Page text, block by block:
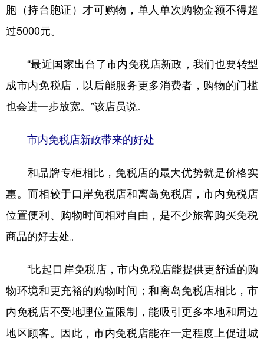
胞（持台胞证）才可购物，单人单次购物金额不得超
过5000元。
“最近国家出台了市内免税店新政，我们也要转型
成市内免税店，以后能服务更多消费者，购物的门槛
也会进一步放宽。”该店员说。
市内免税店新政带来的好处
和品牌专柜相比，免税店的最大优势就是价格实
惠。而相较于口岸免税店和离岛免税店，市内免税店
位置便利、购物时间相对自由，是不少旅客购买免税
商品的好去处。
“比起口岸免税店，市内免税店能提供更舒适的购
物环境和更充裕的购物时间；和离岛免税店相比，市
内免税店不受地理位置限制，能吸引更多本地和周边
地区顾客。因此，市内免税店能在一定程度上促进城